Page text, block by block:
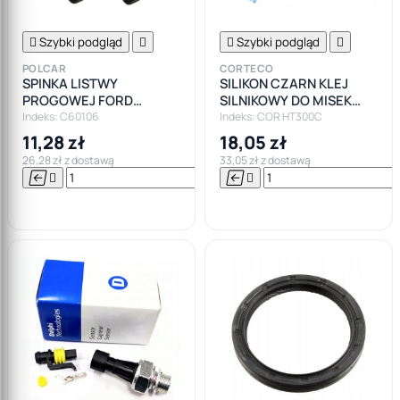
 Szybki podgląd 
POLCAR
SPINKA LISTWY
PROGOWEJ FORD
MONDEO MK1 MK2 MK3
MK4
Indeks: C60106
11,28 zł
26,28 zł z dostawą
  

 Szybki podgląd 
CORTECO
SILIKON CZARN KLEJ
SILNIKOWY DO MISEK
CORTECO +300
Indeks: COR HT300C
18,05 zł
33,05 zł z dostawą
 